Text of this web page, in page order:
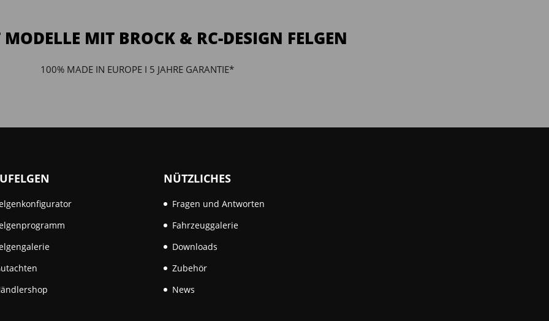
MODELLE MIT BROCK & RC-DESIGN FELGEN
100% MADE IN EUROPE I 5 JAHRE GARANTIE*
NÜTZLICHES
Fragen und Antworten
Fahrzeuggalerie
Downloads
Zubehör
News